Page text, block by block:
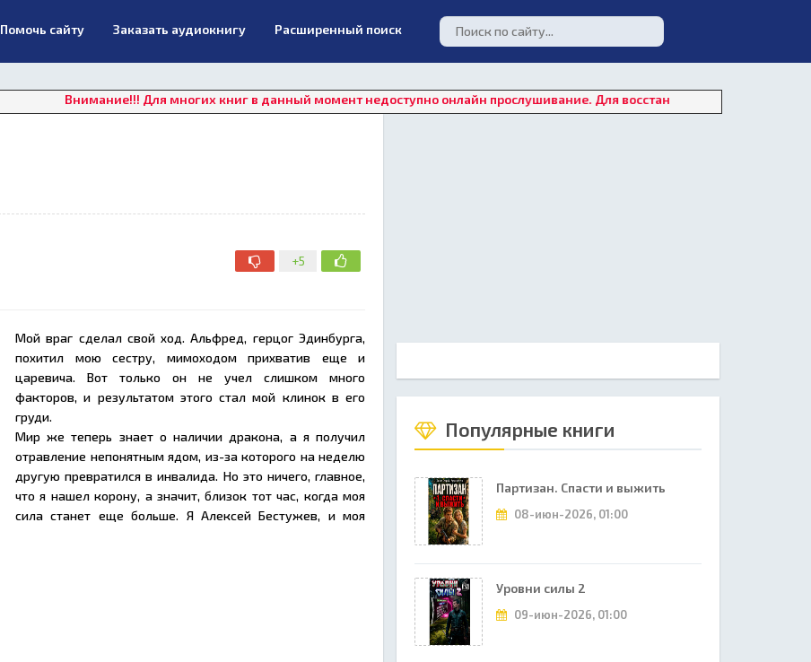
Помочь сайту Заказать аудиокнигу Расширенный поиск
Внимание!!! Для многих книг в данный момент недоступно онлайн прослушивание. Для восстановления работы плеера
+5
Мой враг сделал свой ход. Альфред, герцог Эдинбурга,
похитил мою сестру, мимоходом прихватив еще и
царевича. Вот только он не учел слишком много
факторов, и результатом этого стал мой клинок в его
груди.
Мир же теперь знает о наличии дракона, а я получил
отравление непонятным ядом, из-за которого на неделю
другую превратился в инвалида. Но это ничего, главное,
что я нашел корону, а значит, близок тот час, когда моя
сила станет еще больше. Я Алексей Бестужев, и моя
Популярные книги
Партизан. Спасти и выжить
08-июн-2026, 01:00
Уровни силы 2
09-июн-2026, 01:00